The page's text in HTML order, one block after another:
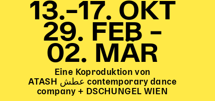
13.–17. OKT
29. FEB –
02. MÄR
Eine Koproduktion von
ATASH عطش contemporary dance
company + DSCHUNGEL WIEN